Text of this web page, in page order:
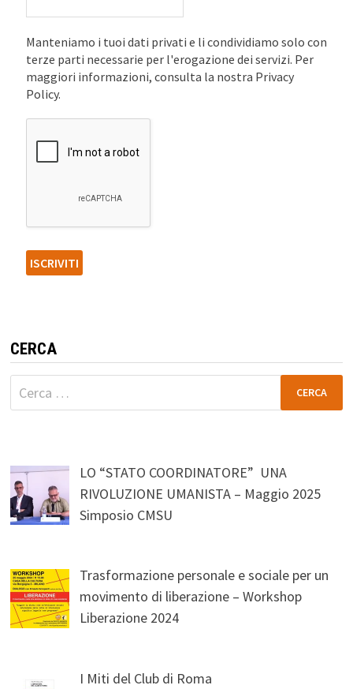
Manteniamo i tuoi dati privati e li condividiamo solo con
terze parti necessarie per l'erogazione dei servizi. Per
maggiori informazioni, consulta la nostra Privacy
Policy.
CERCA
Ricerca
per:
LO “STATO COORDINATORE” UNA
RIVOLUZIONE UMANISTA – Maggio 2025
Simposio CMSU
Trasformazione personale e sociale per un
movimento di liberazione – Workshop
Liberazione 2024
I Miti del Club di Roma